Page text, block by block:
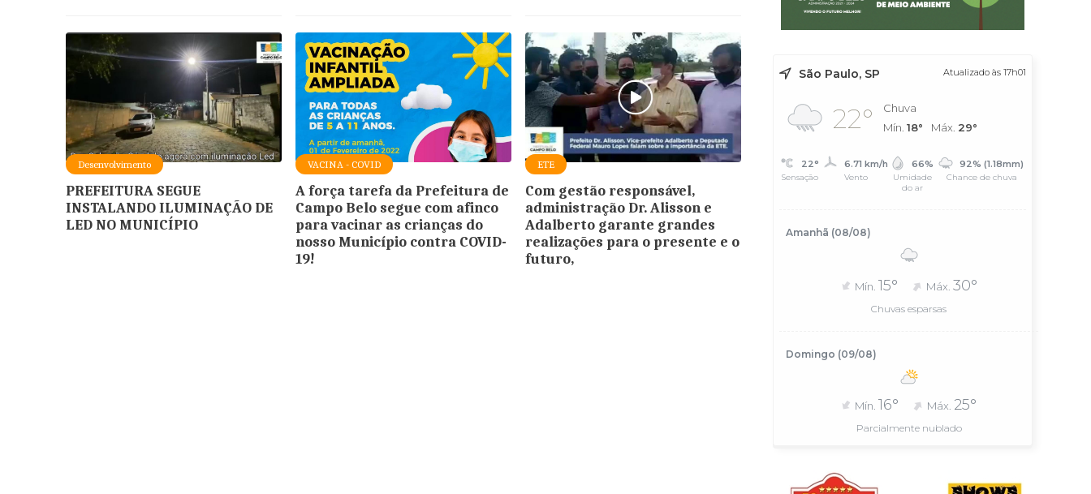
Desenvolvimento
PREFEITURA SEGUE
INSTALANDO ILUMINAÇÃO DE
LED NO MUNICÍPIO
VACINA - COVID
A força tarefa da Prefeitura de
Campo Belo segue com afinco
para vacinar as crianças do
nosso Município contra COVID-
19!
ETE
Com gestão responsável,
administração Dr. Alisson e
Adalberto garante grandes
realizações para o presente e o
futuro,
São Paulo, SP Atualizado às 17h01
22°
Chuva
Mín. 18° Máx. 29°
22°
Sensação
6.71 km/h
Vento
66%
Umidade
do ar
92% (1.18mm)
Chance de chuva
Amanhã (08/08)
Mín. 15° Máx. 30°
Chuvas esparsas
Domingo (09/08)
Mín. 16° Máx. 25°
Parcialmente nublado